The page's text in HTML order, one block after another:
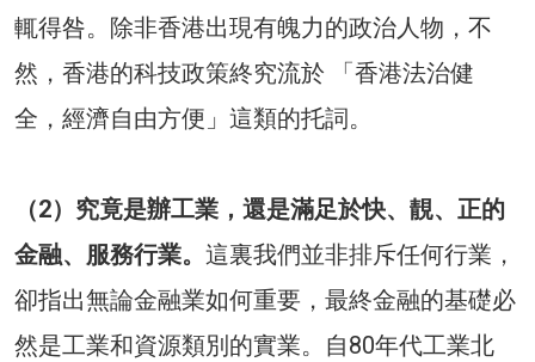
輒得咎。除非香港出現有魄力的政治人物，不
然，香港的科技政策終究流於 「香港法治健
全，經濟自由方便」這類的托詞。
（2）究竟是辦工業，還是滿足於快、靚、正的
金融、服務行業。 這裏我們並非排斥任何行業，
卻指出無論金融業如何重要，最終金融的基礎必
然是工業和資源類別的實業。自80年代工業北